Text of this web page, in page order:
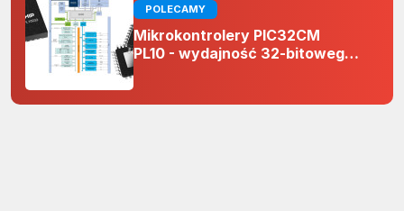
POLECAMY
Mikrokontrolery PIC32CM
PL10 - wydajność 32-bitowego
projektach 5 V